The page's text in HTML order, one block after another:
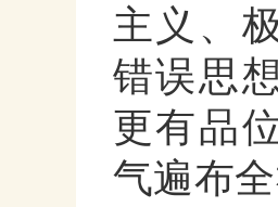
主义、
错误思
更有品
气遍布